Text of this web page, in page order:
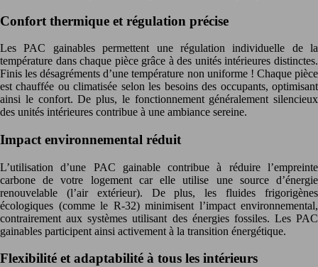
Confort thermique et régulation précise
Les PAC gainables permettent une régulation individuelle de la
température dans chaque pièce grâce à des unités intérieures distinctes.
Finis les désagréments d’une température non uniforme ! Chaque pièce
est chauffée ou climatisée selon les besoins des occupants, optimisant
ainsi le confort. De plus, le fonctionnement généralement silencieux
des unités intérieures contribue à une ambiance sereine.
Impact environnemental réduit
L’utilisation d’une PAC gainable contribue à réduire l’empreinte
carbone de votre logement car elle utilise une source d’énergie
renouvelable (l’air extérieur). De plus, les fluides frigorigènes
écologiques (comme le R-32) minimisent l’impact environnemental,
contrairement aux systèmes utilisant des énergies fossiles. Les PAC
gainables participent ainsi activement à la transition énergétique.
Flexibilité et adaptabilité à tous les intérieurs